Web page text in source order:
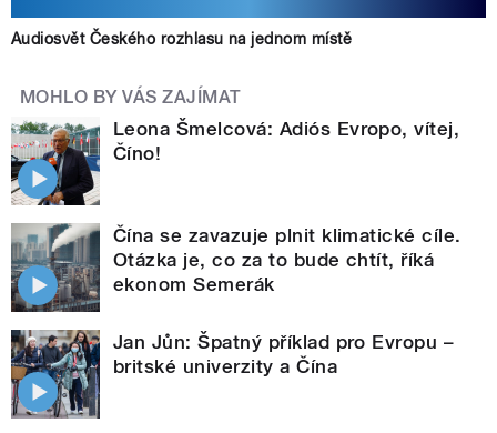
Audiosvět Českého rozhlasu na jednom místě
MOHLO BY VÁS ZAJÍMAT
Leona Šmelcová: Adiós Evropo, vítej,
Číno!
Čína se zavazuje plnit klimatické cíle.
Otázka je, co za to bude chtít, říká
ekonom Semerák
Jan Jůn: Špatný příklad pro Evropu –
britské univerzity a Čína